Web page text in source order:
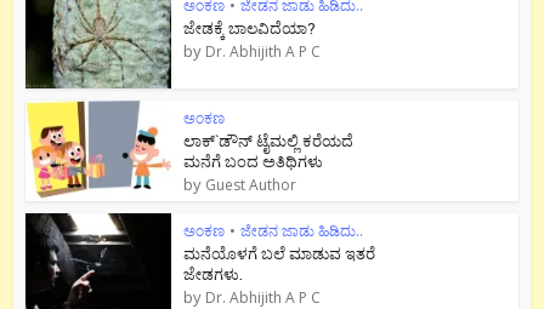
ಅಂಕಣ • ಜೇಡನ ಜಾಡು ಹಿಡಿದು..
ಜೇಡಕ್ಕೆ ಬಾಲವಿದೆಯಾ?
by Dr. Abhijith A P C
ಅಂಕಣ
ಲಾಕ್`ಡೌನ್ ಟೈಮಲ್ಲಿ ಕರೆಯದೆ
ಮನೆಗೆ ಬಂದ ಅತಿಥಿಗಳು
by Guest Author
ಅಂಕಣ • ಜೇಡನ ಜಾಡು ಹಿಡಿದು..
ಮನೆಯೊಳಗೆ ಬಲೆ ಮಾಡುವ ಇತರೆ
ಜೇಡಗಳು.
by Dr. Abhijith A P C